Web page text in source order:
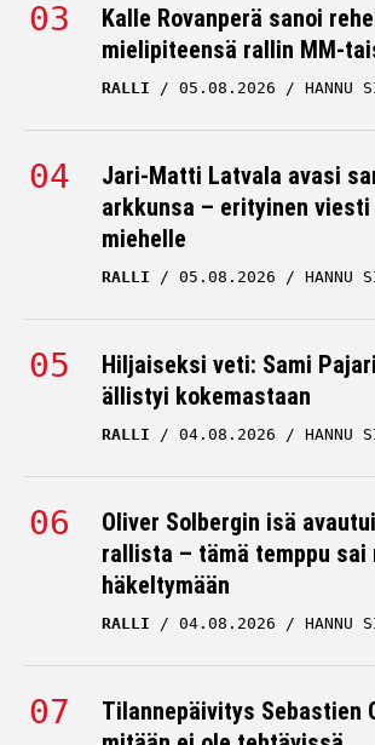
Kalle Rovanperä sanoi
mielipiteensä rallin MM-
RALLI 05.08.2026 HANNU
Jari-Matti Latvala avasi
arkkunsa – erityinen viesti
miehelle
RALLI 05.08.2026 HANNU
Hiljaiseksi veti: Sami
ällistyi kokemastaan
RALLI 04.08.2026 HANNU
Oliver Solbergin isä
rallista – tämä temppu sai
häkeltymään
RALLI 04.08.2026 HANNU
Tilannepäivitys Sebastien